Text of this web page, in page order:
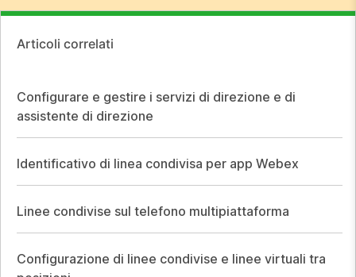
Articoli correlati
Configurare e gestire i servizi di direzione e di
assistente di direzione
Identificativo di linea condivisa per app Webex
Linee condivise sul telefono multipiattaforma
Configurazione di linee condivise e linee virtuali tra